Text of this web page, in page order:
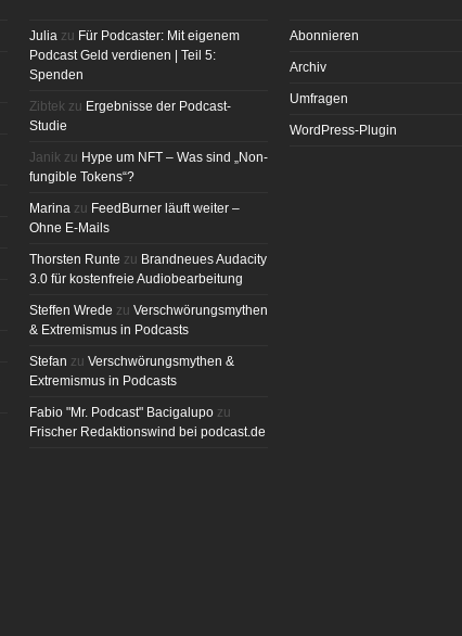
Julia zu Für Podcaster: Mit eigenem
Podcast Geld verdienen | Teil 5:
Spenden
Zibtek zu Ergebnisse der Podcast-
Studie
Janik zu Hype um NFT – Was sind „Non-
fungible Tokens“?
Marina zu FeedBurner läuft weiter –
Ohne E-Mails
Thorsten Runte zu Brandneues Audacity
3.0 für kostenfreie Audiobearbeitung
Steffen Wrede zu Verschwörungsmythen
& Extremismus in Podcasts
Stefan zu Verschwörungsmythen &
Extremismus in Podcasts
Fabio "Mr. Podcast" Bacigalupo zu
Frischer Redaktionswind bei podcast.de
Abonnieren
Archiv
Umfragen
WordPress-Plugin